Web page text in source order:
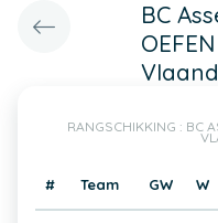
BC
RANGSCHIKKING : BC
# Team GW W